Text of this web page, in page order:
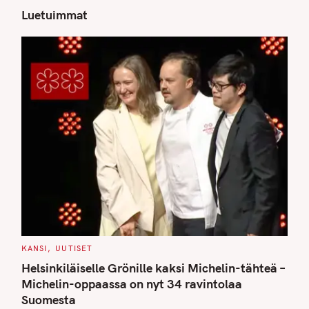
Luetuimmat
C
T
E
G
O
R
I
KANSI UUTISET
Helsinkiläiselle Grönille kaksi Michelin-tähteä –
Michelin-oppaassa on nyt 34 ravintolaa
Suomesta
S
e
a